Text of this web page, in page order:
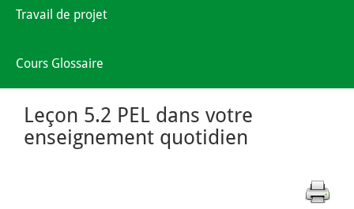
Travail de projet
Cours Glossaire
Leçon 5.2 PEL dans votre
enseignement quotidien